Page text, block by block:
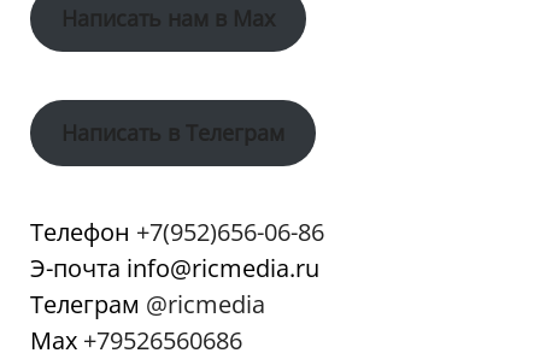
Написать нам в Max
Написать в Телеграм
Телефон +7(952)656-06-86
Э-почта info@ricmedia.ru
Телеграм @ricmedia
Мах +79526560686